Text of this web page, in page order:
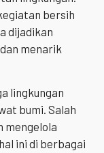
bersih
dijadikan
menarik
lingkungan
bumi. Salah
mengelola
ini di berbagai